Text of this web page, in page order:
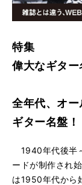
特集
偉大なギタ
全年代、オ
ギター名盤！
1940年代後半
ードが制作され
は1950年代から